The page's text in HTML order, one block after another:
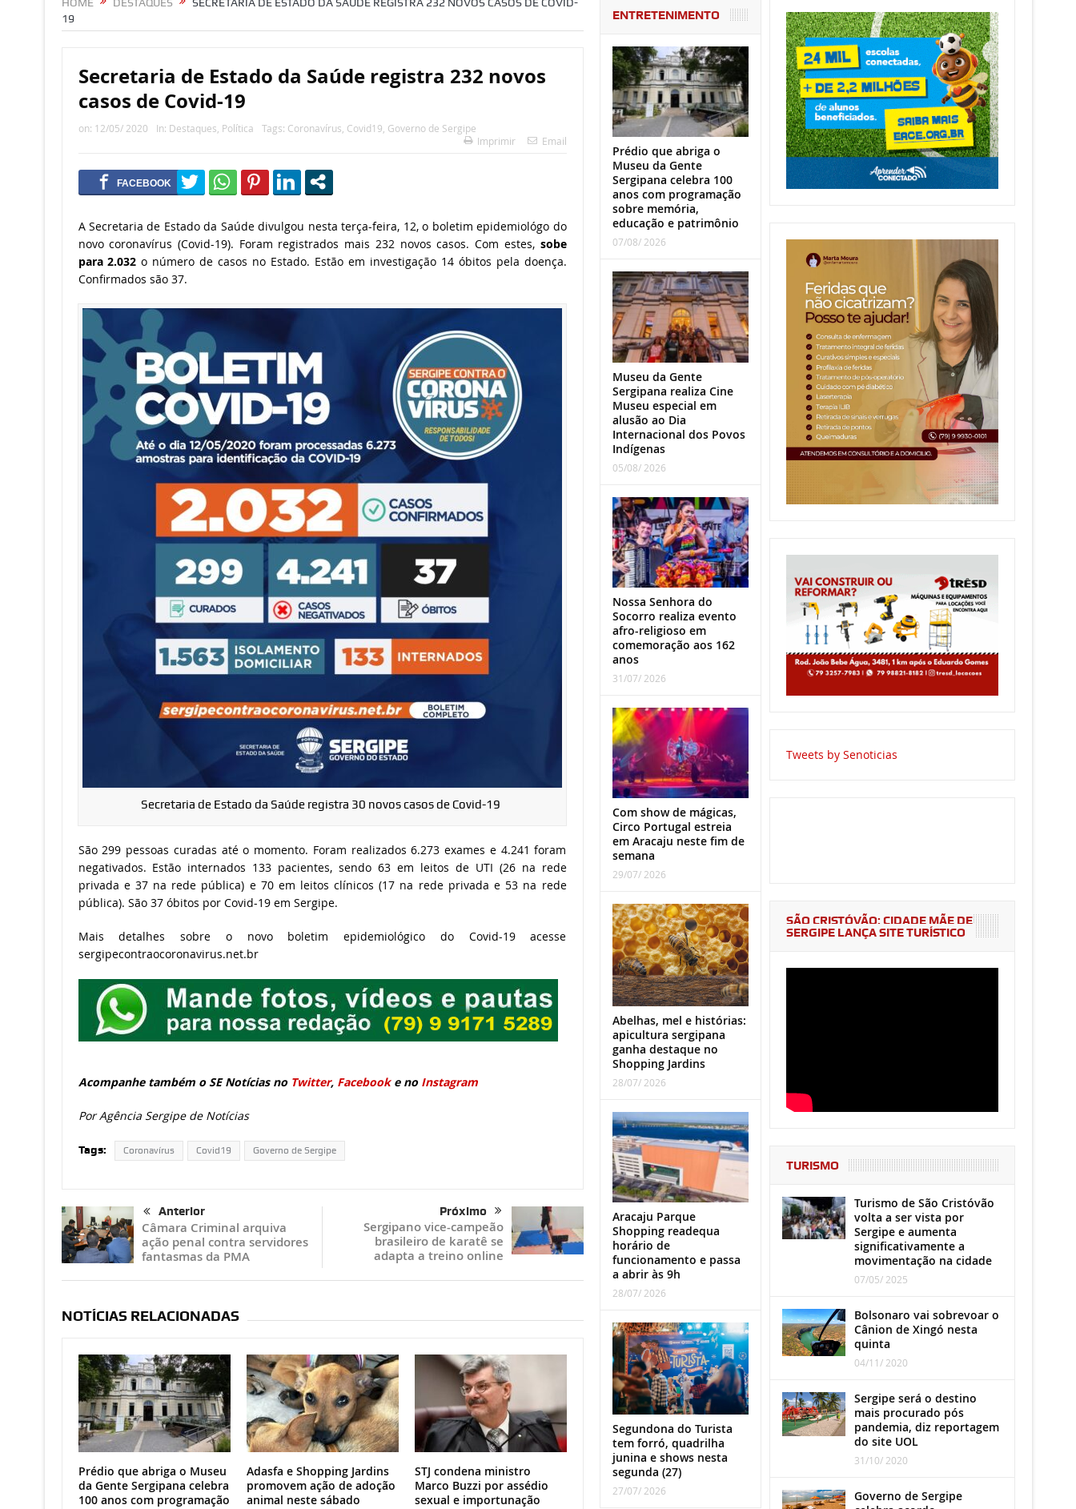
19
Secretaria de Estado da Saúde registra 232 novos
casos de Covid-19
on: 12/05/ 2020 In: Destaques Política Tags: Coronavírus Covid19 Governo de Sergipe
Imprimir
Email
A Secretaria de Estado da Saúde divulgou nesta terça-feira, 12, o boletim epidemiológo do
novo coronavírus (Covid-19). Foram registrados mais 232 novos casos. Com estes, sobe
para 2.032 o número de casos no Estado. Estão em investigação 14 óbitos pela doença.
Confirmados são 37.
Secretaria de Estado da Saúde registra 30 novos casos de Covid-19
São 299 pessoas curadas até o momento. Foram realizados 6.273 exames e 4.241 foram
negativados. Estão internados 133 pacientes, sendo 63 em leitos de UTI (26 na rede
privada e 37 na rede pública) e 70 em leitos clínicos (17 na rede privada e 53 na rede
pública). São 37 óbitos por Covid-19 em Sergipe.
Mais detalhes sobre o novo boletim epidemiológico do Covid-19 acesse
sergipecontraocoronavirus.net.br
Acompanhe também o SE Notícias no Twitter, Facebooke no Instagram
Por Agência Sergipe de Notícias
Tags: Coronavírus Covid19 Governo de Sergipe
Anterior
Câmara Criminal arquiva
ação penal contra servidores
fantasmas da PMA
Próximo
Sergipano vice-campeão
brasileiro de karatê se
adapta a treino online
NOTÍCIAS RELACIONADAS
Prédio que abriga o Museu
da Gente Sergipana celebra
100 anos com programação
Adasfa e Shopping Jardins
promovem ação de adoção
animal neste sábado
STJ condena ministro
Marco Buzzi por assédio
sexual e importunação
ENTRETENIMENTO
Prédio que abriga o
Museu da Gente
Sergipana celebra 100
anos com programação
sobre memória,
educação e patrimônio
07/08/ 2026
Museu da Gente
Sergipana realiza Cine
Museu especial em
alusão ao Dia
Internacional dos Povos
Indígenas
05/08/ 2026
Nossa Senhora do
Socorro realiza evento
afro-religioso em
comemoração aos 162
anos
31/07/ 2026
Com show de mágicas,
Circo Portugal estreia
em Aracaju neste fim de
semana
29/07/ 2026
Abelhas, mel e histórias:
apicultura sergipana
ganha destaque no
Shopping Jardins
28/07/ 2026
Aracaju Parque
Shopping readequa
horário de
funcionamento e passa
a abrir às 9h
28/07/ 2026
Segundona do Turista
tem forró, quadrilha
junina e shows nesta
segunda (27)
27/07/ 2026
Tweets by Senoticias
SÃO CRISTÓVÃO: CIDADE MÃE DE
SERGIPE LANÇA SITE TURÍSTICO
TURISMO
Turismo de São Cristóvão
volta a ser vista por
Sergipe e aumenta
significativamente a
movimentação na cidade
07/05/ 2025
Bolsonaro vai sobrevoar o
Cânion de Xingó nesta
quinta
04/11/ 2020
Sergipe será o destino
mais procurado pós
pandemia, diz reportagem
do site UOL
31/10/ 2020
Governo de Sergipe